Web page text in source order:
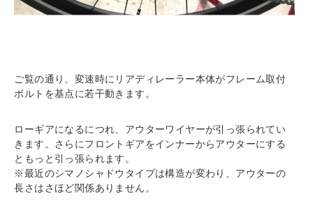
ご覧の通り、変速時にリアディレーラー本体がフレーム取付
ボルトを基点に若干動きます。
ローギアになるにつれ、アウターワイヤーが引っ張られてい
きます。さらにフロントギアをインナーからアウターにする
ともっと引っ張られます。
※最近のシマノシャドウタイプは構造が変わり、アウターの
長さはさほど関係ありません。